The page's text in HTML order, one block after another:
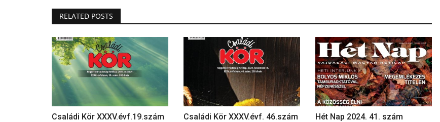
RELATED POSTS
Családi Kör XXXV.évf.19.szám Családi Kör XXXV.évf. 46.szám Hét Nap 2024. 41. szám